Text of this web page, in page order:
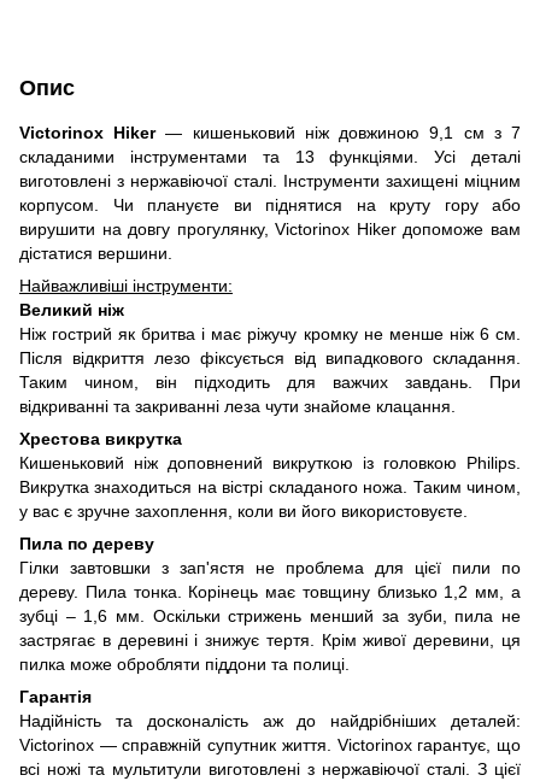
Опис
Victorinox Hiker— кишеньковий ніж довжиною 9,1 см з 7
складаними інструментами та 13 функціями. Усі деталі
виготовлені з нержавіючої сталі. Інструменти захищені міцним
корпусом. Чи плануєте ви піднятися на круту гору або
вирушити на довгу прогулянку, Victorinox Hiker допоможе вам
дістатися вершини.
Найважливіші інструменти:
Великий ніж
Ніж гострий як бритва і має ріжучу кромку не менше ніж 6 см.
Після відкриття лезо фіксується від випадкового складання.
Таким чином, він підходить для важчих завдань. При
відкриванні та закриванні леза чути знайоме клацання.
Хрестова викрутка
Кишеньковий ніж доповнений викруткою із головкою Philips.
Викрутка знаходиться на вістрі складаного ножа. Таким чином,
у вас є зручне захоплення, коли ви його використовуєте.
Пила по дереву
Гілки завтовшки з зап'ястя не проблема для цієї пили по
дереву. Пила тонка. Корінець має товщину близько 1,2 мм, а
зубці – 1,6 мм. Оскільки стрижень менший за зуби, пила не
застрягає в деревині і знижує тертя. Крім живої деревини, ця
пилка може обробляти піддони та полиці.
Гарантія
Надійність та досконалість аж до найдрібніших деталей:
Victorinox — справжній супутник життя. Victorinox гарантує, що
всі ножі та мультитули виготовлені з нержавіючої сталі. З цієї